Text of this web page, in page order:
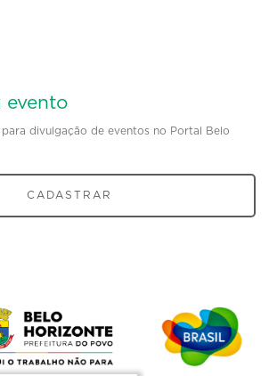
evento
divulgação de eventos no Portal Belo
CADASTRAR